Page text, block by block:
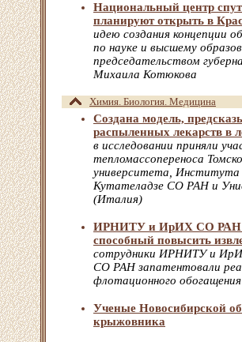
Национальный центр
планируют открыть в
идею создания концепции
по науке и высшему
председательством
Михаила Котюкова
Химия. Биология. Медицина
Создана модель,
распыленных лекарств в
в исследовании приняли
тепломассопереноса
университета,
Кутателадзе СО РАН и
(Италия)
ИРНИТУ и ИрИХ СО РАН
способный повысить
сотрудники ИРНИТУ и
СО РАН запатентовали
флотационного
Ученые Новосибирской
крыжовника